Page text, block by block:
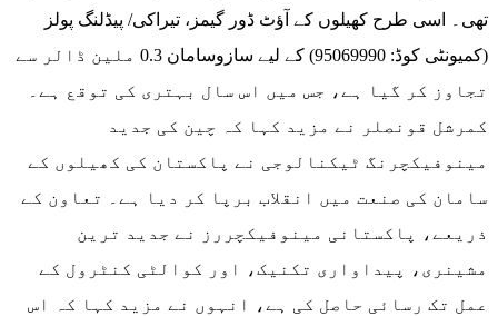
تھی۔ اسی طرح کھیلوں کے آؤٹ ڈور گیمز، تیراکی/ پیڈلنگ پولز
(کمیونٹی کوڈ: 95069990) کے لیے سازوسامان 0.3 ملین ڈالر سے
تجاوز کر گیا ہے، جس میں اس سال بہتری کی توقع ہے۔
مینوفیکچرنگ ٹیکنالوجی نے پاکستان کی کھیلوں کے
سامان کی صنعت میں انقلاب برپا کر دیا ہے۔ تعاون کے
ذریعے، پاکستانی مینوفیکچررز نے جدید ترین
مشینری، پیداواری تکنیک، اور کوالٹی کنٹرول کے
عمل تک رسائی حاصل کی ہے، انہوں نے مزید کہا کہ اس